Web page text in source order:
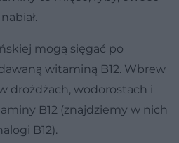
mogą sięgać po
witaminą B12. Wbrew
drożdżach, wodorostach i
B12 (znajdziemy w nich
B12).